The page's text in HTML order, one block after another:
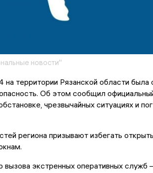
новости"
на территории Рязанской области была
Об этом сообщил
чрезвычайных ситуациях и
региона призывают избегать
вызова экстренных оперативных служб